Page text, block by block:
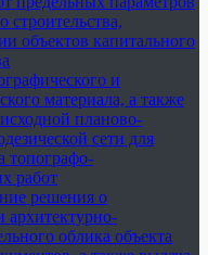
строительства,
объектов капитального
и
материала, а также
планово-
сети для
топографо-
работ
решения о
архитектурно-
облика объекта